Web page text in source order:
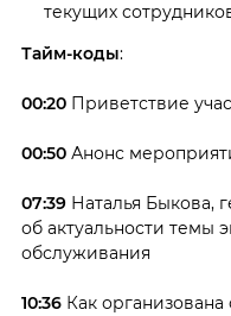
текущих
Тайм-коды:
00:20Приветствие
00:50Анонс
07:39Наталья Быкова,
об актуальности темы
обслуживания
10:36Как организована